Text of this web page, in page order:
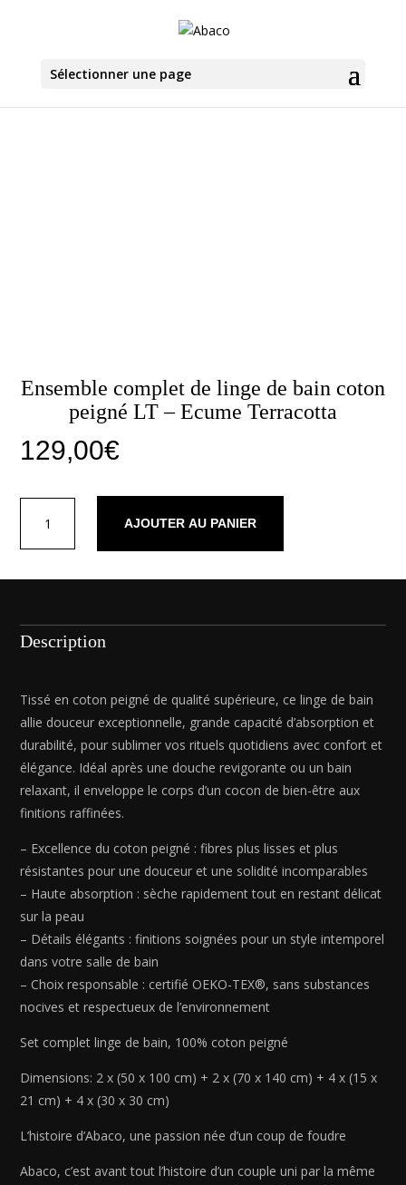
Sélectionner une page
Ensemble complet de linge de bain coton
peigné LT – Ecume Terracotta
129,00€
Ensemble
de
bain
peigné
LT
Terracotta
AJOUTER AU PANIER
Description
Tissé en coton peigné de qualité supérieure, ce linge de bain
allie douceur exceptionnelle, grande capacité d’absorption et
durabilité, pour sublimer vos rituels quotidiens avec confort et
élégance. Idéal après une douche revigorante ou un bain
relaxant, il enveloppe le corps d’un cocon de bien-être aux
finitions raffinées.
– Excellence du coton peigné : fibres plus lisses et plus
résistantes pour une douceur et une solidité incomparables
– Haute absorption : sèche rapidement tout en restant délicat
sur la peau
– Détails élégants : finitions soignées pour un style intemporel
dans votre salle de bain
– Choix responsable : certifié OEKO-TEX®, sans substances
nocives et respectueux de l’environnement
Set complet linge de bain, 100% coton peigné
Dimensions: 2 x (50 x 100 cm) + 2 x (70 x 140 cm) + 4 x (15 x
21 cm) + 4 x (30 x 30 cm)
L’histoire d’Abaco, une passion née d’un coup de foudre
Abaco, c’est avant tout l’histoire d’un couple uni par la même